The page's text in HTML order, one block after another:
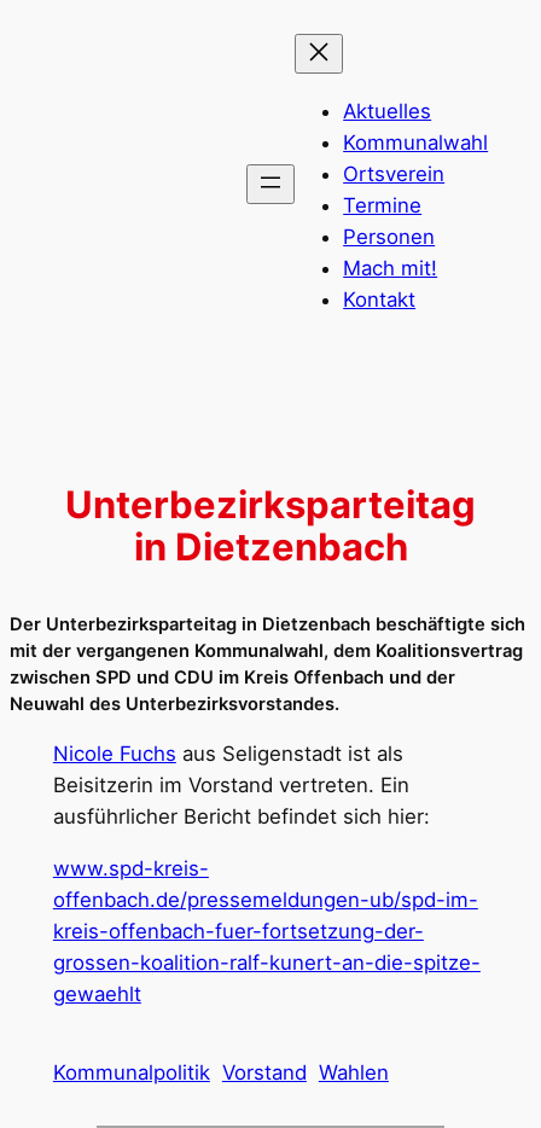
Aktuelles
Kommunalwahl
Ortsverein
Termine
Personen
Mach mit!
Kontakt
Unterbezirksparteitag
in Dietzenbach
Der Unterbezirksparteitag in Dietzenbach beschäftigte sich
mit der vergangenen Kommunalwahl, dem Koalitionsvertrag
zwischen SPD und CDU im Kreis Offenbach und der
Neuwahl des Unterbezirksvorstandes.
Nicole Fuchs aus Seligenstadt ist als
Beisitzerin im Vorstand vertreten. Ein
ausführlicher Bericht befindet sich hier:
www.spd-kreis-
offenbach.de/pressemeldungen-ub/spd-im-
kreis-offenbach-fuer-fortsetzung-der-
grossen-koalition-ralf-kunert-an-die-spitze-
gewaehlt
Kommunalpolitik Vorstand Wahlen